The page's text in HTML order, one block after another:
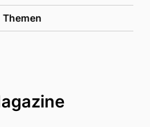
Themen